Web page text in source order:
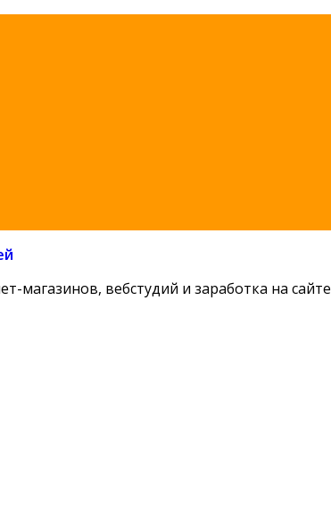
магазинов, вебстудий и заработка на сайте